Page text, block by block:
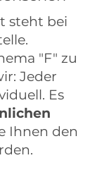
steht bei
"F" zu
Jeder
Es
Ihnen den